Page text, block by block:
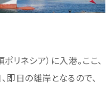
リネシア）に入港。ここ、
日の離岸となるので、